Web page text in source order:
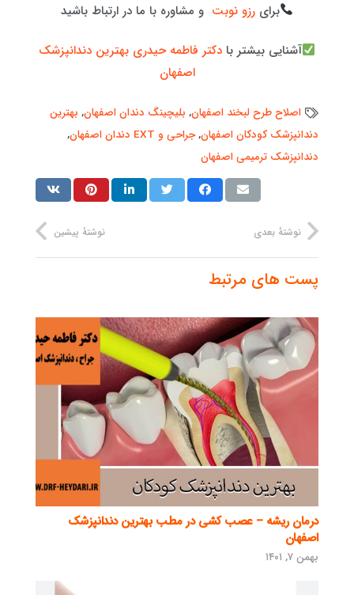
برای رزو نوبت و مشاوره با ما در ارتباط باشید
آشنایی بیشتر بادکتر فاطمه حیدری بهترین دندانپزشک
اصفهان
اصلاح طرح لبخند اصفهان, بلیچینگ دندان اصفهان, بهترین
دندانپزشک کودکان اصفهان,جراحی و EXT دندان اصفهان
,
دندانپزشک ترمیمی اصفهان
نوشتهٔ پیشین نوشتهٔ بعدی
پست های مرتبط
درمان ریشه – عصب کشی در مطب بهترین دندانپزشک
اصفهان
بهمن ۷, ۱۴۰۱